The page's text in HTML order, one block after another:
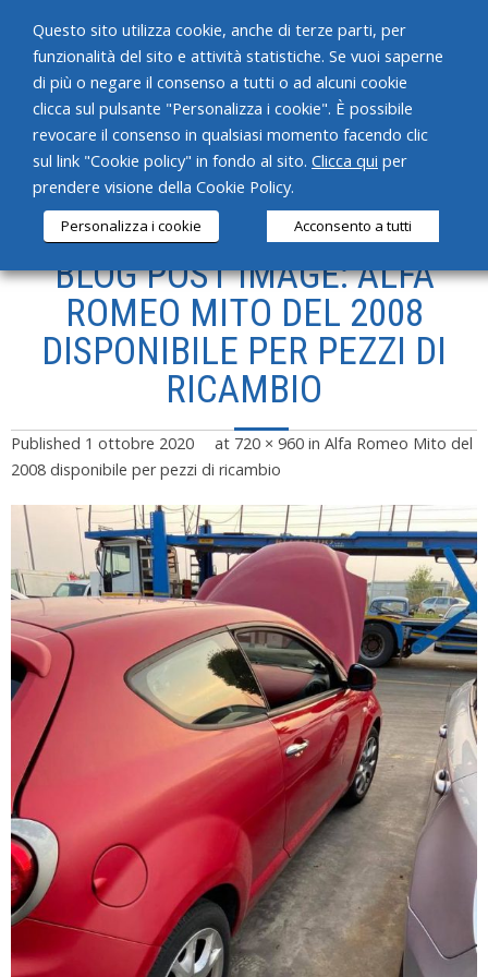
HOME
CHI SIAMO
SERVIZI
PRODOTTI
NEWS
BLOG POST IMAGE: ALFA
ROMEO MITO DEL 2008
DISPONIBILE PER PEZZI DI
RICAMBIO
Published 1 ottobre 2020 at 720 × 960 in Alfa Romeo Mito del
2008 disponibile per pezzi di ricambio
Questo sito utilizza cookie, anche di terze parti, per
funzionalità del sito e attività statistiche. Se vuoi saperne
di più o negare il consenso a tutti o ad alcuni cookie
clicca sul pulsante "Personalizza i cookie". È possibile
revocare il consenso in qualsiasi momento facendo clic
sul link "Cookie policy" in fondo al sito. Clicca qui per
prendere visione della Cookie Policy.
Personalizza i cookie Acconsento a tutti